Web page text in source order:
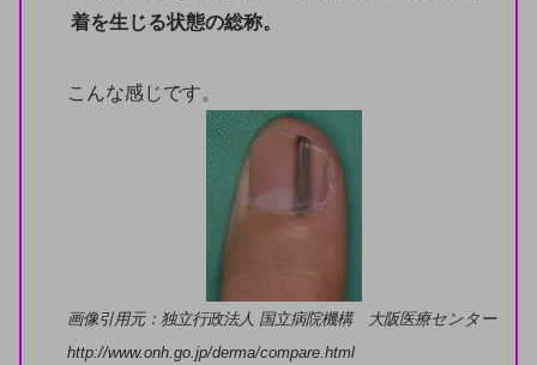
着を生じる状態の総称。
こんな感じです。
画像引用元：独立行政法人 国立病院機構 大阪医療センター
http://www.onh.go.jp/derma/compare.html